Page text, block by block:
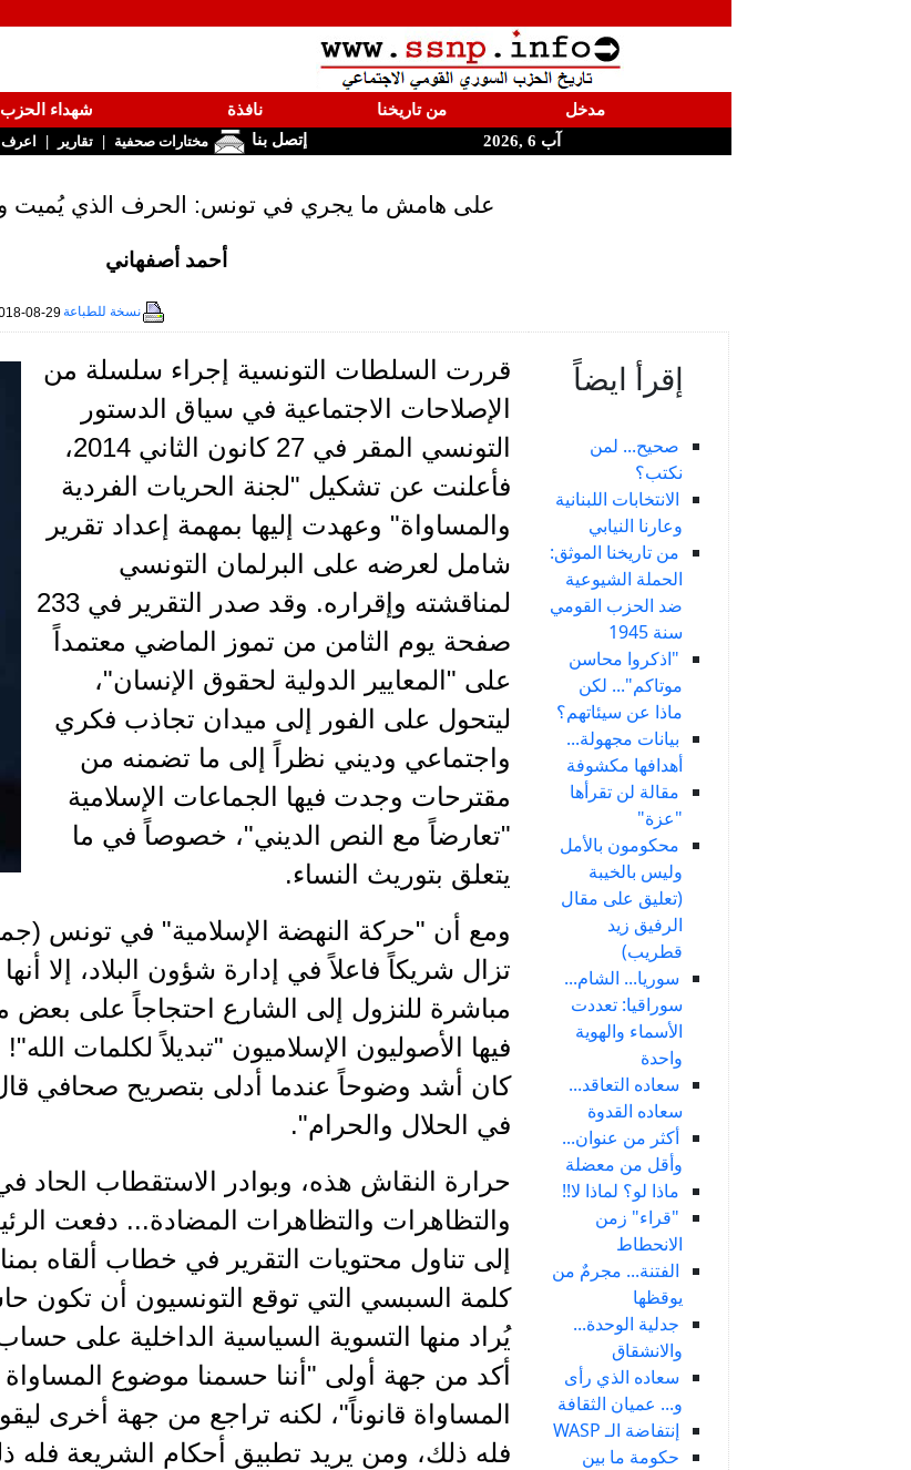
مدخل من تاريخنا نافذة شهداء الحزب
آب 6 ,2026
إتصل بنا مختارات صحفية | تقارير |
على هامش ما يجري في تونس: الحرف الذي يُميت
أحمد أصفهاني
نسخة للطباعة08-29
إقرأ ايضاً
صحيح... لمن
نكتب؟
الانتخابات اللبنانية
وعارنا النيابي
من تاريخنا الموثق:
الحملة الشيوعية
ضد الحزب القومي
سنة 1945
"اذكروا محاسن
موتاكم"... لكن
ماذا عن سيئاتهم؟
بيانات مجهولة...
أهدافها مكشوفة
مقالة لن تقرأها
"عزة"
محكومون بالأمل
وليس بالخيبة
(تعليق على مقال
الرفيق زيد
قطريب)
سوريا... الشام...
سوراقيا: تعددت
الأسماء والهوية
واحدة
سعاده التعاقد...
سعاده القدوة
أكثر من عنوان...
وأقل من معضلة
ماذا لو؟ لماذا لا!!
"قراء" زمن
الانحطاط
الفتنة... مجرمٌ من
يوقظها
جدلية الوحدة...
والانشقاق
سعاده الذي رأى
و... عميان الثقافة
إنتفاضة الـ WASP
حكومة ما بين
قررت السلطات التونسية إجراء سلسلة من
الإصلاحات الاجتماعية في سياق الدستور
التونسي المقر في 27 كانون الثاني 2014،
فأعلنت عن تشكيل "لجنة الحريات الفردية
والمساواة" وعهدت إليها بمهمة إعداد تقرير
شامل لعرضه على البرلمان التونسي
لمناقشته وإقراره. وقد صدر التقرير في 233
صفحة يوم الثامن من تموز الماضي معتمداً
على "المعايير الدولية لحقوق الإنسان"،
ليتحول على الفور إلى ميدان تجاذب فكري
واجتماعي وديني نظراً إلى ما تضمنه من
مقترحات وجدت فيها الجماعات الإسلامية
"تعارضاً مع النص الديني"، خصوصاً في ما
يتعلق بتوريث النساء.
ومع أن "حركة النهضة الإسلامية" في تونس
تزال شريكاً فاعلاً في إدارة شؤون البلاد، إلا
مباشرة للنزول إلى الشارع احتجاجاً على بعض
فيها الأصوليون الإسلاميون "تبديلاً لكلمات
كان أشد وضوحاً عندما أدلى بتصريح صحافي قال
في الحلال والحرام".
حرارة النقاش هذه، وبوادر الاستقطاب الحاد في
والتظاهرات والتظاهرات المضادة... دفعت
إلى تناول محتويات التقرير في خطاب ألقاه
كلمة السبسي التي توقع التونسيون أن تكون
يُراد منها التسوية السياسية الداخلية على
أكد من جهة أولى "أننا حسمنا موضوع
المساواة قانوناً"، لكنه تراجع من جهة أخرى
فله ذلك، ومن يريد تطبيق أحكام الشريعة فله